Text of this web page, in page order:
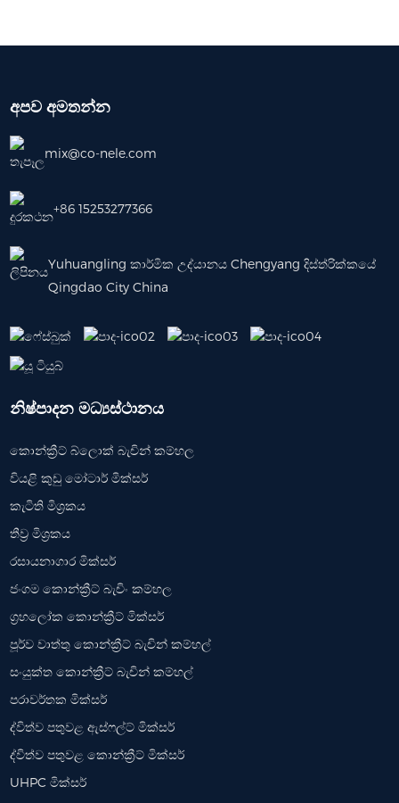
අපව අමතන්න
mix@co-nele.com
+86 15253277366
Yuhuangling කාර්මික උද්යානය Chengyang දිස්ත්රික්කයේ
Qingdao City China
නිෂ්පාදන මධ්‍යස්ථානය
කොන්ක්‍රීට් බ්ලොක් බැචින් කම්හල
වියළි කුඩු මෝටාර් මික්සර්
කැටිති මිශ්‍රකය
තීව්‍ර මිශ්‍රකය
රසායනාගාර මික්සර්
ජංගම කොන්ක්‍රීට් බැචිං කම්හල
ග්‍රහලෝක කොන්ක්‍රීට් මික්සර්
පූර්ව වාත්තු කොන්ක්‍රීට් බැචින් කම්හල්
සංයුක්ත කොන්ක්‍රීට් බැචින් කම්හල්
පරාවර්තක මික්සර්
ද්විත්ව පතුවළ ඇස්ෆල්ට් මික්සර්
ද්විත්ව පතුවළ කොන්ක්‍රීට් මික්සර්
UHPC මික්සර්